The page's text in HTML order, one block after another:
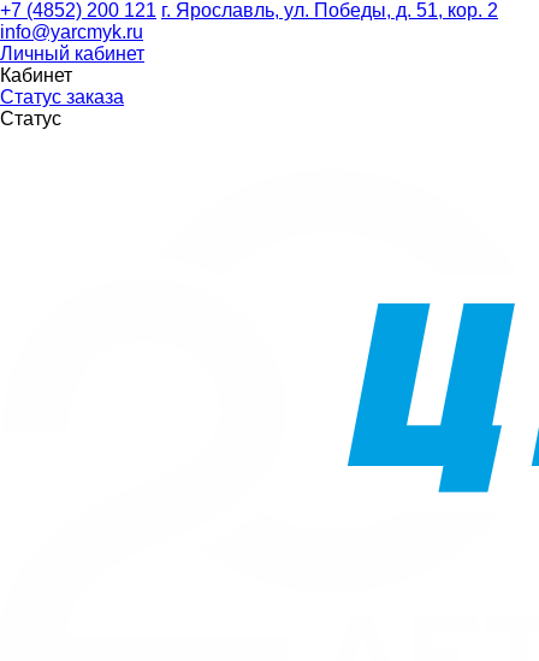
+7 (4852) 200 121 г. Ярославль, ул. Победы, д. 51, кор. 2
info@yarcmyk.ru
Личный кабинет
Кабинет
Статус заказа
Статус